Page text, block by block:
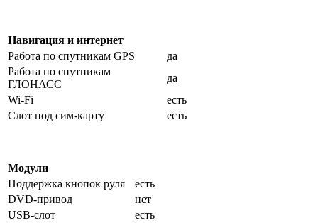
Навигация и интернет
Работа по спутникам GPS
да
Работа по спутникам
ГЛОНАСС
да
Wi-Fi
есть
Слот под сим-карту
есть
Модули
Поддержка кнопок руля
есть
DVD-привод
нет
USB-слот
есть